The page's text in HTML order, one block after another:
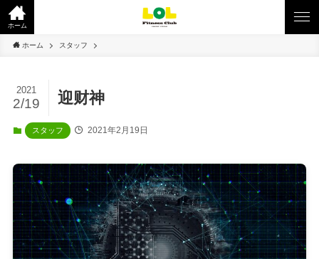
ホーム
ホーム スタッフ
迎财神
2021
2/19
スタッフ 2021年2月19日